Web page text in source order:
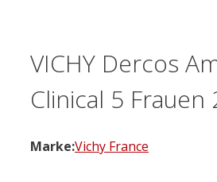
VICHY Dercos
Clinical 5 Frauen
Marke:Vichy France